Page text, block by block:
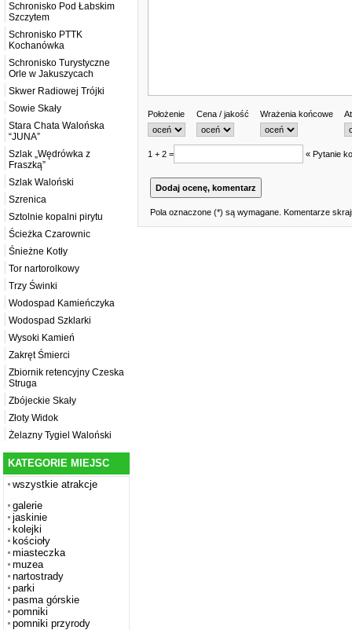
Schronisko Pod Łabskim
Szczytem
Schronisko PTTK
Kochanówka
Schronisko Turystyczne
Orle w Jakuszycach
Skwer Radiowej Trójki
Sowie Skały
Stara Chata Walońska
“JUNA”
Szlak „Wędrówka z
Fraszką”
Szlak Waloński
Szrenica
Sztolnie kopalni pirytu
Ścieżka Czarownic
Śnieżne Kotły
Tor nartorolkowy
Trzy Świnki
Wodospad Kamieńczyka
Wodospad Szklarki
Wysoki Kamień
Zakręt Śmierci
Zbiornik retencyjny Czeska
Struga
Zbójeckie Skały
Złoty Widok
Żelazny Tygiel Waloński
KATEGORIE MIEJSC
wszystkie atrakcje
galerie
jaskinie
kolejki
kościoły
miasteczka
muzea
nartostrady
parki
pasma górskie
pomniki
pomniki przyrody
Położenie Cena / jakość Wrażenia końcowe
1 + 2 = « Pytanie
Pola oznaczone (*) są wymagane. Komentarze